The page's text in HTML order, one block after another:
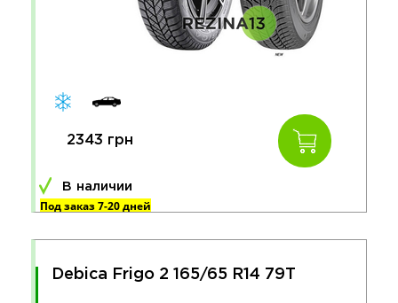
2343 грн
В наличии
Под заказ 7-20 дней
Debica Frigo 2 165/65 R14 79T